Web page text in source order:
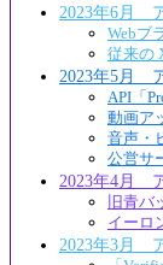
2023年6月
Webブ
従来の
2023年5月
API「
動画ア
音声・
公営サ
2023年4月
旧青バ
イーロ
2023年3月